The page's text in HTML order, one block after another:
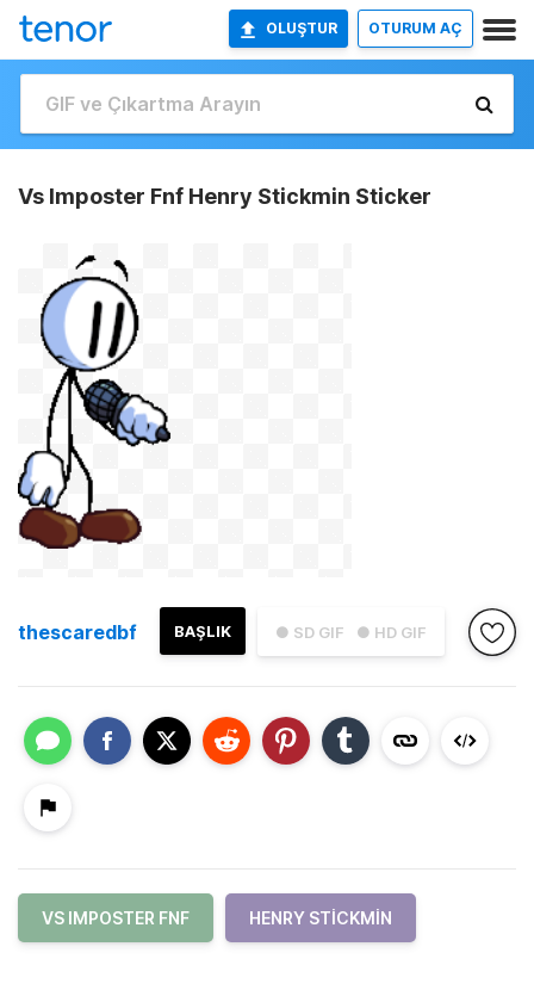
OLUŞTUR OTURUM AÇ
Vs Imposter Fnf Henry Stickmin Sticker
● SD GIF ● HD GIF
BAŞLIK
thescaredbf
VS IMPOSTER FNF HENRY STICKMIN